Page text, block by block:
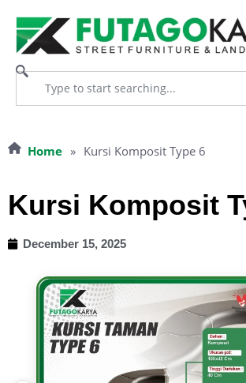
Home » Kursi Komposit Type 6
Kursi Komposit
December 15, 2025